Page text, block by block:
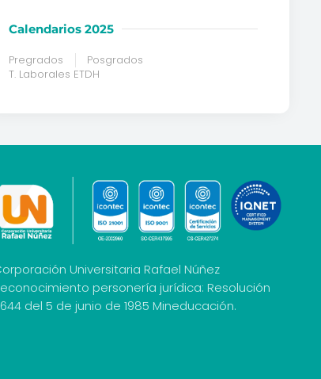
Calendarios 2025
Pregrados
Posgrados
T. Laborales ETDH
Universitaria Rafael Núñez
personería jurídica: Resolución
del 5 de junio de 1985 Mineducación.